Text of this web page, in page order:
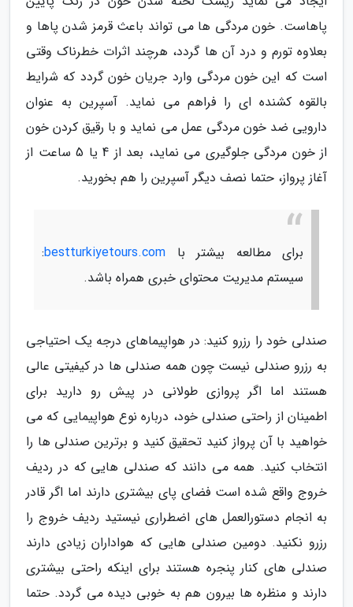
پاهاست. خون مردگی ها می تواند باعث قرمز شدن پاها و
بعلاوه تورم و درد آن ها گردد، هرچند اثرات خطرناک وقتی
است که این خون مردگی وارد جریان خون گردد که شرایط
بالقوه کشنده ای را فراهم می نماید. آسپرین به عنوان
دارویی ضد خون مردگی عمل می نماید و با رقیق کردن خون
از خون مردگی جلوگیری می نماید، بعد از 4 یا 5 ساعت از
آغاز پرواز، حتما نصف دیگر آسپرین را هم بخورید.
برای مطالعه بیشتر با bestturkiyetours.com
:
سیستم مدیریت محتوای خبری همراه باشد.
صندلی خود را رزرو کنید: در هواپیماهای درجه یک احتیاجی
به رزرو صندلی نیست چون همه صندلی ها در کیفیتی عالی
هستند اما اگر پروازی طولانی در پیش رو دارید برای
اطمینان از راحتی صندلی خود، درباره نوع هواپیمایی که می
خواهید با آن پرواز کنید تحقیق کنید و برترین صندلی ها را
انتخاب کنید. همه می دانند که صندلی هایی که در ردیف
خروج واقع شده است فضای پای بیشتری دارند اما اگر قادر
به انجام دستورالعمل های اضطراری نیستید ردیف خروج را
رزرو نکنید. دومین صندلی هایی که هواداران زیادی دارند
صندلی های کنار پنجره هستند برای اینکه راحتی بیشتری
دارند و منظره ها بیرون هم به خوبی دیده می گردد. حتما